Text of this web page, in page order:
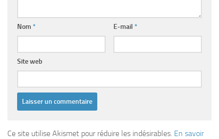
Nom * E-mail *
Site web
Ce site utilise Akismet pour réduire les indésirables. En savoir